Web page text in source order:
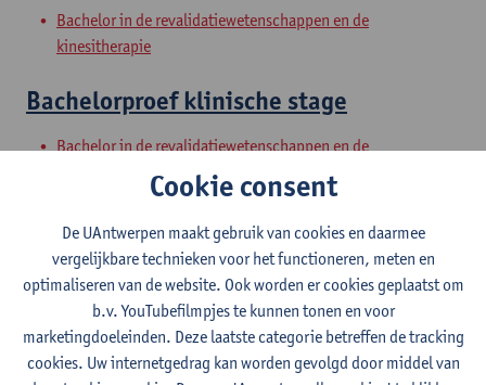
Bachelor in de revalidatiewetenschappen en de
kinesitherapie
Bachelorproef klinische stage
Bachelor in de revalidatiewetenschappen en de
Klinische stages
Master in de revalidatiewetenschappen en de kinesitherapie
Master in de revalidatiewetenschappen en de kinesitherapie
Master in de revalidatiewetenschappen en de kinesitherapie
Master in de revalidatiewetenschappen en de kinesitherapie
Cookie consent
De UAntwerpen maakt gebruik van cookies en daarmee
vergelijkbare technieken voor het functioneren, meten en
optimaliseren van de website. Ook worden er cookies geplaatst om
b.v. YouTubefilmpjes te kunnen tonen en voor
marketingdoeleinden. Deze laatste categorie betreffen de tracking
cookies. Uw internetgedrag kan worden gevolgd door middel van